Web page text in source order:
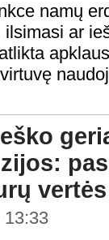
namų
ar
13:33